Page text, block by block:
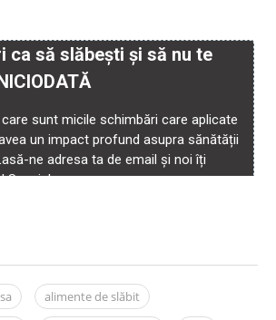
alimente de slăbit